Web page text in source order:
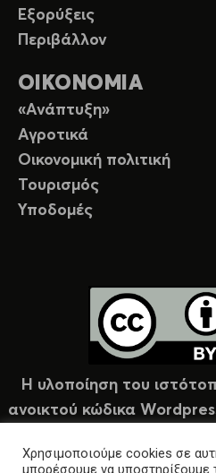
Εξορύξεις
Περιβάλλον
ΟΙΚΟΝΟΜΙΑ
«Ανάπτυξη»
Αγροτικά
Οικονομική πολιτική
Τουρισμός
Υποδομές
Η υλοποίηση του
ανοικτού κώδικα
Χρησιμοποιούμε cookies σε
μπορέσουμε να υποστηρίξουμε